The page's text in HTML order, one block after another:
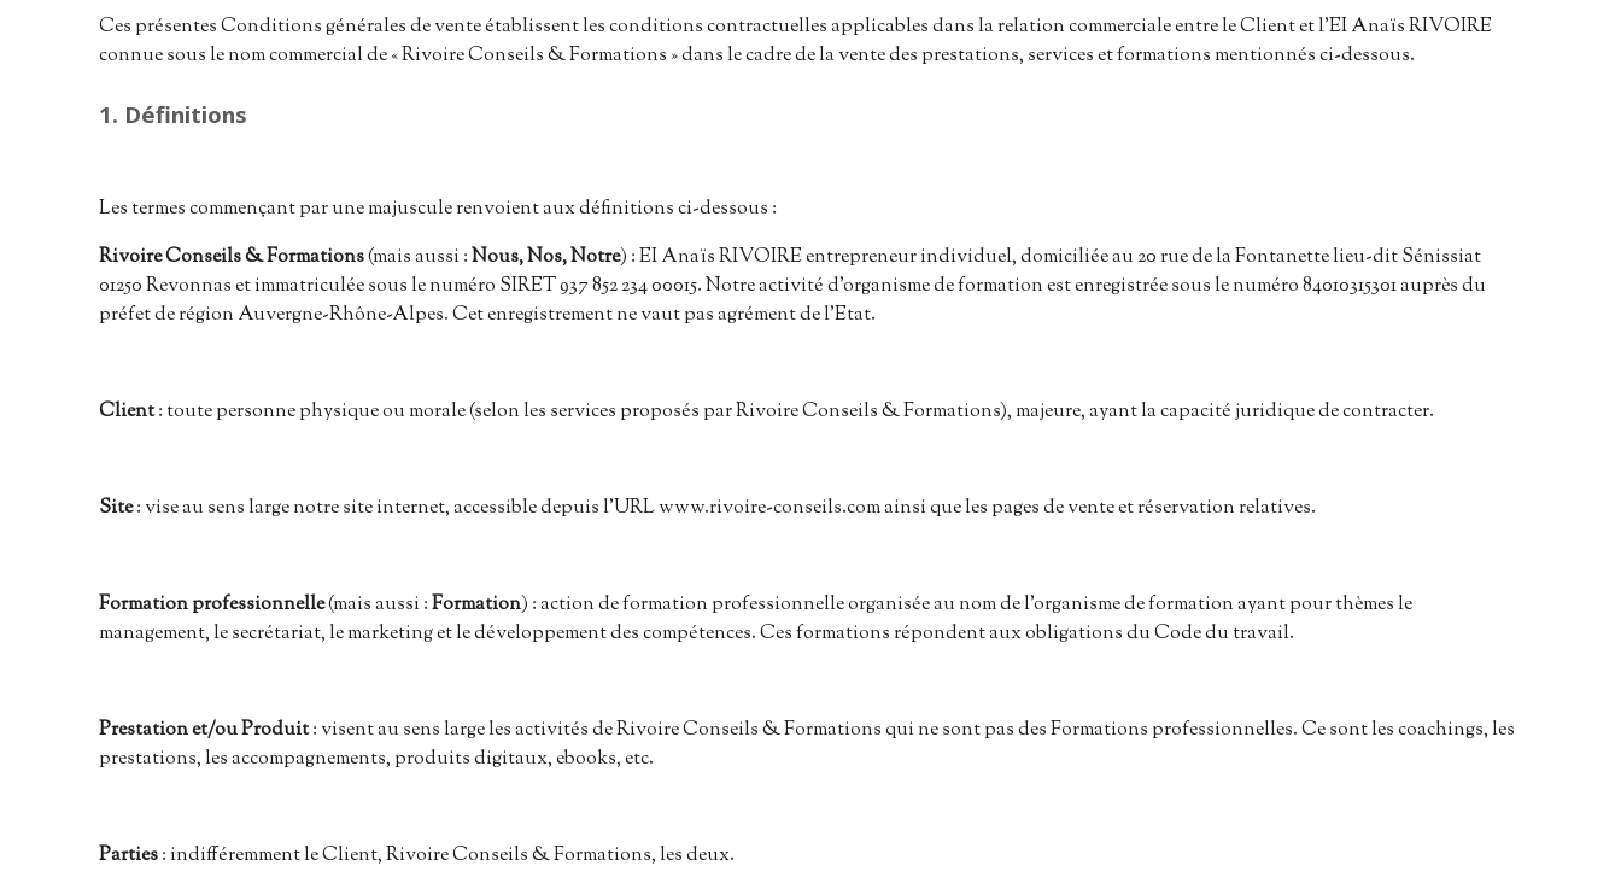
Ces présentes Conditions générales de vente établissent les conditions contractuelles applicables dans la relation commerciale entre le Client et l’EI Anaïs RIVOIRE
connue sous le nom commercial de « Rivoire Conseils & Formations » dans le cadre de la vente des prestations, services et formations mentionnés ci-dessous.
1. Définitions
Les termes commençant par une majuscule renvoient aux définitions ci-dessous :
Rivoire Conseils & Formations(mais aussi :Nous, Nos, Notre) : EI Anaïs RIVOIRE entrepreneur individuel, domiciliée au 20 rue de la Fontanette lieu-dit Sénissiat
01250 Revonnas et immatriculée sous le numéro SIRET 937 852 234 00015. Notre activité d’organisme de formation est enregistrée sous le numéro 84010315301 auprès du
préfet de région Auvergne-Rhône-Alpes. Cet enregistrement ne vaut pas agrément de l’Etat.
Client: toute personne physique ou morale (selon les services proposés par Rivoire Conseils & Formations), majeure, ayant la capacité juridique de contracter.
Site: vise au sens large notre site internet, accessible depuis l’URL www.rivoire-conseils.com ainsi que les pages de vente et réservation relatives.
Formation professionnelle(mais aussi :Formation) : action de formation professionnelle organisée au nom de l’organisme de formation ayant pour thèmes le
management, le secrétariat, le marketing et le développement des compétences. Ces formations répondent aux obligations du Code du travail.
Prestation et/ou Produit: visent au sens large les activités de Rivoire Conseils & Formations qui ne sont pas des Formations professionnelles. Ce sont les coachings, les
prestations, les accompagnements, produits digitaux, ebooks, etc.
Parties: indifféremment le Client, Rivoire Conseils & Formations, les deux.